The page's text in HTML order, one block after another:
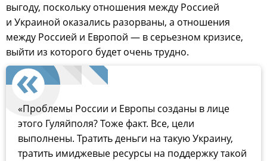
выгоду, поскольку отношения между Россией
и Украиной оказались разорваны, а отношения
между Россией и Европой — в серьезном кризисе,
выйти из которого будет очень трудно.
«Проблемы России и Европы созданы в лице
этого Гуляйполя? Тоже факт. Все, цели
выполнены. Тратить деньги на такую Украину,
тратить имиджевые ресурсы на поддержку такой